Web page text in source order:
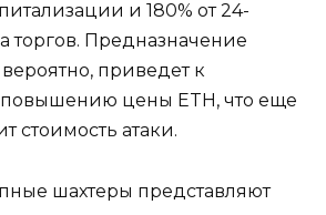
и 180% от 24-
торгов. Предназначение
приведет к
цены ETH, что еще
стоимость атаки.
шахтеры представляют